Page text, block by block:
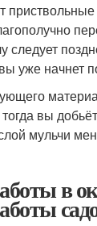
следует
уже начнет
вы
мульчи
в